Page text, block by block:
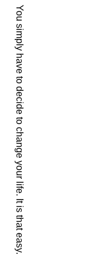
ー
シ
ョ
ンYou simply have to decide to change your life. It is that easy.